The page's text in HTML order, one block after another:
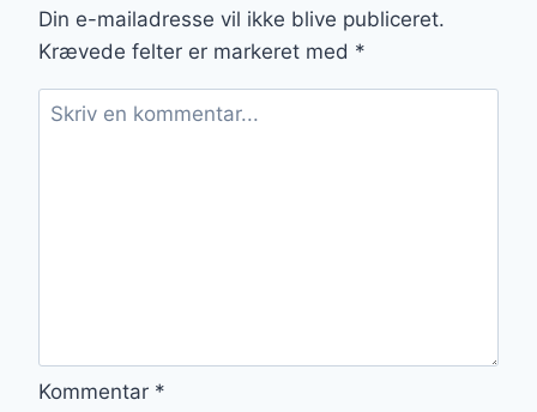
Din e-mailadresse vil ikke blive publiceret.
Krævede felter er markeret med *
Kommentar *